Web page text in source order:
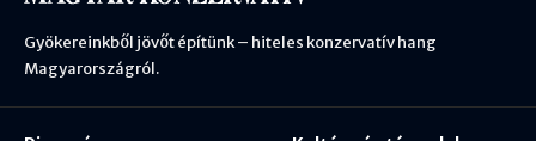
Gyökereinkből jövőt építünk – hiteles konzervatív hang
Magyarországról.